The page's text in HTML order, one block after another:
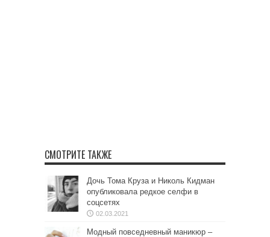
СМОТРИТЕ ТАКЖЕ
Дочь Тома Круза и Николь Кидман
опубликовала редкое селфи в
соцсетях
02.03.2021
Модный повседневный маникюр –